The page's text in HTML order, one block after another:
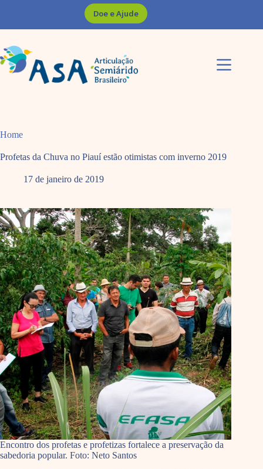
Doe e Ajude
Home
Profetas da Chuva no Piauí estão otimistas com inverno 2019
17 de janeiro de 2019
Encontro dos profetas e profetizas fortalece a preservação da
sabedoria popular. Foto: Neto Santos